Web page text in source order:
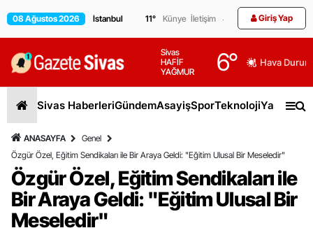
08 Ağustos 2026 11° Künye İletişim Giriş Yap
Sivas
HAFİF
YAĞMUR
6° Hava
Sivas HaberleriGündemAsayişSporTeknolojiYaşam
ANASAYFA
Genel
Özgür Özel, Eğitim Sendikaları ile Bir Araya Geldi: "Eğitim Ulusal Bir Meseledir"
Özgür Özel, Eğitim Sendikaları ile
Bir Araya Geldi: "Eğitim Ulusal Bir
Meseledir"